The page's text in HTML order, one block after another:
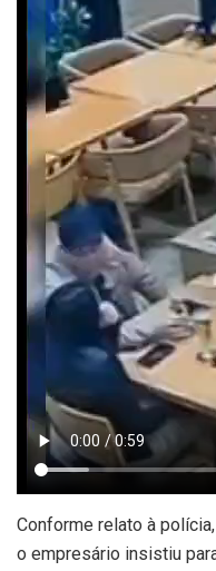
Conforme relato à
o empresário insistiu